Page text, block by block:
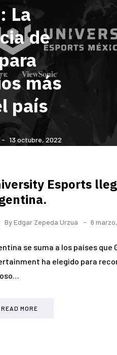
La
de
más
país
13 octubre, 2022
Esports
ByEdgar Zepeda Urzua 6
se suma a los países que
ha elegido para
READ MORE